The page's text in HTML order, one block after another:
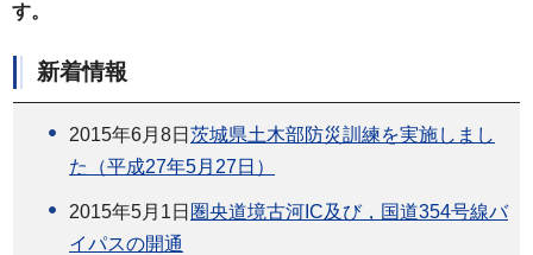
す。
新着情報
2015年6月8日 茨城県土木部防災訓練を実施しまし
た（平成27年5月27日）
2015年5月1日 圏央道境古河IC及び，国道354号線バ
イパスの開通